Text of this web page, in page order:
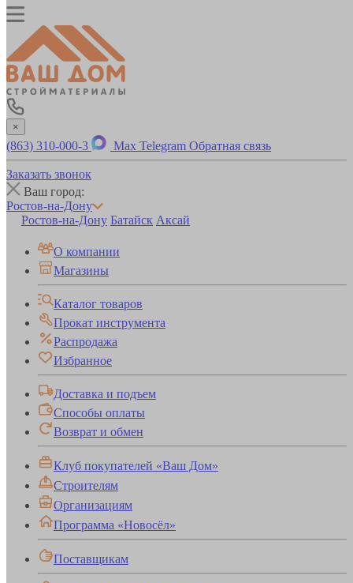
×
(863) 310-000-3 Max Telegram Обратная связь
Заказать звонок
Ваш город:
Ростов-на-Дону
Ростов-на-Дону Батайск Аксай
О компании
Магазины
Каталог товаров
Прокат инструмента
Распродажа
Избранное
Доставка и подъем
Способы оплаты
Возврат и обмен
Клуб покупателей «Ваш Дом»
Строителям
Организациям
Программа «Новосёл»
Поставщикам